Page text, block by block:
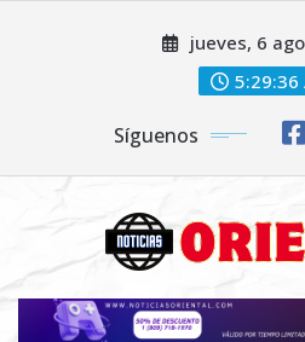
jueves, 6
5:29:38
Síguenos